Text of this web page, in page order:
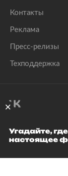
Контакты
Реклама
Пресс-релизы
Техподдержка
Угадайте, где
настоящее